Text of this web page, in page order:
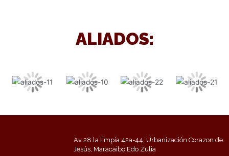
ALIADOS:
Av 28 la limpia 42a-44, Urbanización Corazon de
Jesús, Maracaibo Edo Zulia